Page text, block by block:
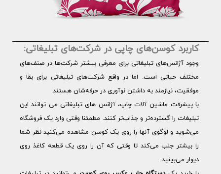
کاربرد کوسن‌های چاپی در شرکت‌های تبلیغاتی:
وجود آژانس‌های تبلیغاتی برای معرفی بیشتر شرکت‌ها در صنف‌های
مختلف حیاتی است. اما در واقع شرکت‌های تبلیغاتی برای بقا و
موفقیت، نیازمند به داشتن نوآوری در حرفه‌شان هستند.
با پیشرفت ماشین آلات چاپ، آژانس های تبلیغاتی می توانند این
تبلیغات را گسترده‌تر و جذاب‌تر کنند. مطمئنا وقتی وارد یک فروشگاه
می‌شوید و لوگوی آنها را روی یک کوسن مشاهده می‌کنید نظر شما
را بیشتر جلب می‌کند تا وقتی که آن را روی یک قطعه کاغذ روی
دیوار می‌بینید.